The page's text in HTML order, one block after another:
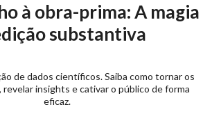
à obra-prima: A magia
substantiva
de dados científicos. Saiba como tornar os
revelar insights e cativar o público de forma
eficaz.